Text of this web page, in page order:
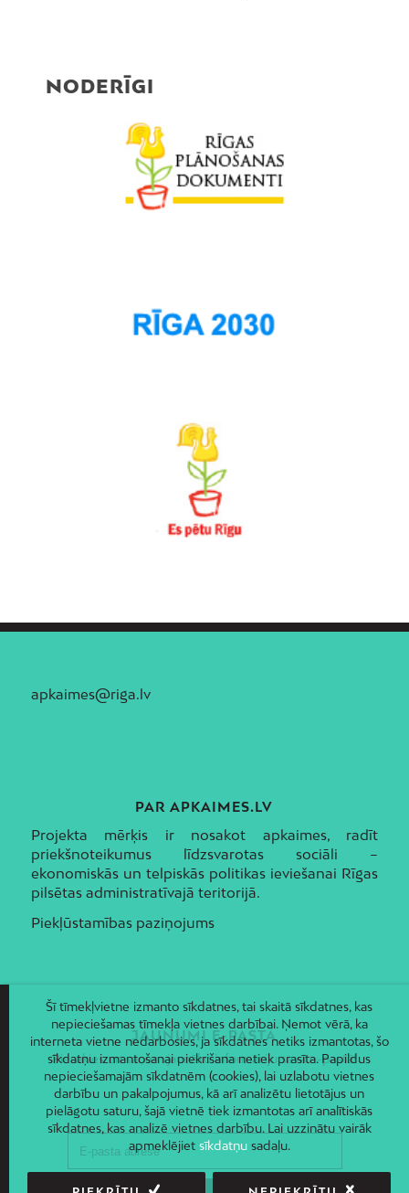
NODERĪGI
apkaimes@riga.lv
PAR APKAIMES.LV
Projekta mērķis ir nosakot apkaimes, radīt
priekšnoteikumus līdzsvarotas sociāli –
ekonomiskās un telpiskās politikas ieviešanai Rīgas
pilsētas administratīvajā teritorijā.
Piekļūstamības paziņojums
JAUNUMI E-PASTĀ
Piesakies un saņem jaunāko informāciju savā e-pastā!
Šī tīmekļvietne izmanto sīkdatnes, tai skaitā sīkdatnes, kas
nepieciešamas tīmekļa vietnes darbībai. Ņemot vērā, ka
interneta vietne nedarbosies, ja sīkdatnes netiks izmantotas, šo
sīkdatņu izmantošanai piekrišana netiek prasīta. Papildus
nepieciešamajām sīkdatnēm (cookies), lai uzlabotu vietnes
darbību un pakalpojumus, kā arī analizētu lietotājus un
pielāgotu saturu, šajā vietnē tiek izmantotas arī analītiskās
sīkdatnes, kas analizē vietnes darbību. Lai uzzinātu vairāk
apmeklējiet sīkdatņusadaļu.